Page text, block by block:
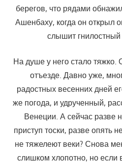
берегов, что рядами
Ашенбаху, когда он открыл
слышит гнилостный
На душе у него стало тяжко.
отъезде. Давно уже,
радостных весенних дней
же погода, и удрученный,
Венеции. А сейчас разве
приступ тоски, разве опять
не тяжелеют веки? Снова
слишком хлопотно, но если